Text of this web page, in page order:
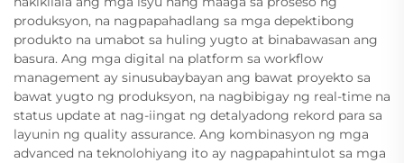
produksyon, na nagpapahadlang sa mga depektibong
produkto na umabot sa huling yugto at binabawasan ang
basura. Ang mga digital na platform sa workflow
management ay sinusubaybayan ang bawat proyekto sa
bawat yugto ng produksyon, na nagbibigay ng real-time na
status update at nag-iingat ng detalyadong rekord para sa
layunin ng quality assurance. Ang kombinasyon ng mga
advanced na teknolohiyang ito ay nagpapahintulot sa mga